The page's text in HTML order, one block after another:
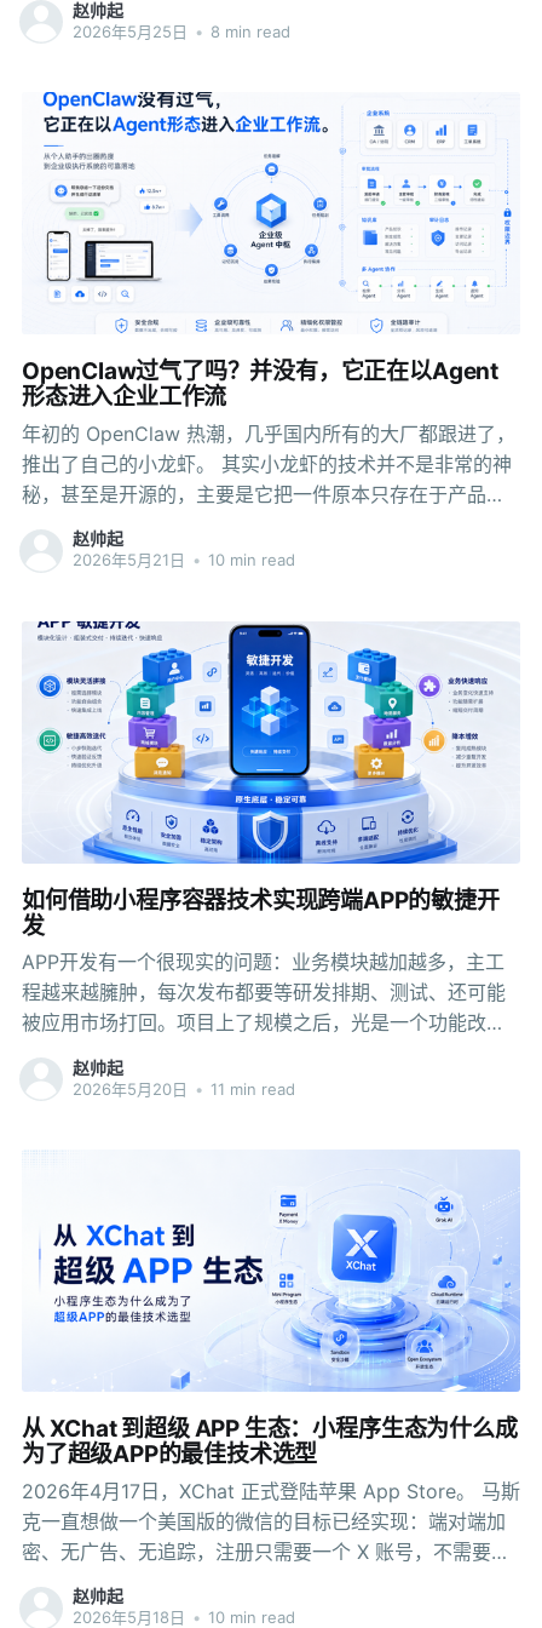
关闭方式、预加载机制～ 打开小程序的几种方式 APP里打
常用的方式：通过小程序ID直接打开 FATAppletRequest
*request = [[FATAppletRequest alloc] init];
request.appletId = @"小程序id"; // 必填
request.apiServer = @"服务器地址"; // 必填 [[FATClient
sharedClient] startAppletWithRequest:request
InParentViewController:self completion:^(BOOL result
赵帅起
2026年5月25日 • 8 min read
OpenClaw过气了吗？并没有，它正在以Agent
形态进入企业工作流
年初的 OpenClaw 热潮，几乎国内所有的大厂都跟进了，
推出了自己的小龙虾。 其实小龙虾的技术并不是非常的神
秘，甚至是开源的，主要是它把一件原本只存在于产品演
示里的事，直接拉到了普通开发者和技术团队面前：原来
一个 Agent 真的可以接消息、调工具、跑多步任务，还能
类产品从爆红走向常态，往往只需要几周。新鲜感过去之
后，留下来的问题就比较现实了：本地环境怎么维护，模
型费用怎么算，消息渠道要不要长期接入，技能能不能放
心装，电脑上的权限该开到什么程度。很多用户会继续尝
试，也会有很多用户停在围观和体验阶段。 如果只看这一
层，很容易得出一个误判：OpenClaw 好像已经从舞台中
央退下来了。可换个角度看，它的价值判断才刚刚开始。
它在个人用户侧完成的那轮传播，更接近给行业做了一次
公开演示，让大家第一次把“会执行任务的 Agent”看得足
够具体。接下来接棒的，不再只是个人玩家，而是企业。
问题的关键不在于 OpenClaw 还热不热，而在于它把哪种
能力带进了企业讨论里。 企业看重的不
赵帅起
2026年5月21日 • 10 min read
如何借助小程序容器技术实现跨端APP的敏捷开
发
APP开发有一个很现实的问题：业务模块越加越多，主工
程越来越臃肿，每次发布都要等研发排期、测试、还可能
被应用市场打回。项目上了规模之后，光是一个功能改动
的上线周期就得好几周。 这个问题怎么破？越来越多的团
队开始用"原生+小程序"的混合架构来回答——把业务模块
可以自己写、自己发，不需要动APP主包。 分享一下基于
多团队的APP开发模式是这样的：所有业务模块都堆在主
工程里，任何一个新功能的增删改，都需要改动主包，走
完整个发布流程。 堆到一定程度，会遇到几个卡点。 发版
周期长，业务跟不上节奏。 一个营销活动从提出到用户真
正用上，在很多团队里走的是这样一条路：研发排期评估
两周，开发完成后转测试，测试发现问题修复三天，测试
通过打包提交应用市场，审核三天后被驳回要求修改，修
改后再提交，再等三天审核。整个过程走完，差不多三
周。错过了最佳窗口。 多团队协作成本高。 大公司里，
APP主工程通常由一个核心团队维护，其他业务团队的功
能想要接入，要么等排期，要么把代码合并进去，代码规
范、测
赵帅起
2026年5月20日 • 11 min read
从 XChat 到超级 APP 生态：小程序生态为什么成
为了超级APP的最佳技术选型
2026年4月17日，XChat 正式登陆苹果 App Store。 马斯
克一直想做一个美国版的微信的目标已经实现：端对端加
密、无广告、无追踪，注册只需要一个 X 账号，不需要手
机号。马斯克给它的目标也很直接——X 要从社交平台，
变成「美国版微信」。 X 目前的战略版图基本清晰了：X
赵帅起
2026年5月18日 • 10 min read